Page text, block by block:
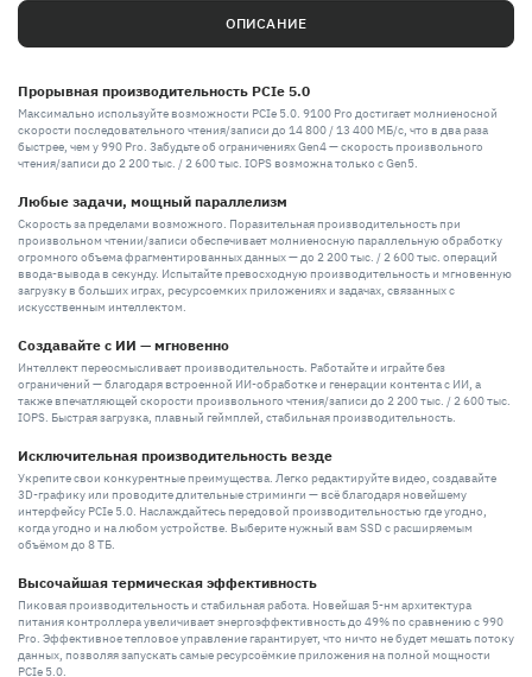
ОПИСАНИЕ
Прорывная производительность PCIe 5.0
Максимально используйте возможности PCIe 5.0. 9100 Pro достигает молниеносной
скорости последовательного чтения/записи до 14 800 / 13 400 МБ/с, что в два раза
быстрее, чем у 990 Pro. Забудьте об ограничениях Gen4 — скорость произвольного
чтения/записи до 2 200 тыс. / 2 600 тыс. IOPS возможна только с Gen5.
Любые задачи, мощный параллелизм
Скорость за пределами возможного. Поразительная производительность при
произвольном чтении/записи обеспечивает молниеносную параллельную обработку
огромного объема фрагментированных данных — до 2 200 тыс. / 2 600 тыс. операций
ввода-вывода в секунду. Испытайте превосходную производительность и мгновенную
загрузку в больших играх, ресурсоемких приложениях и задачах, связанных с
искусственным интеллектом.
Создавайте с ИИ — мгновенно
Интеллект переосмысливает производительность. Работайте и играйте без
ограничений — благодаря встроенной ИИ-обработке и генерации контента с ИИ, а
также впечатляющей скорости произвольного чтения/записи до 2 200 тыс. / 2 600 тыс.
IOPS. Быстрая загрузка, плавный геймплей, стабильная производительность.
Исключительная производительность везде
Укрепите свои конкурентные преимущества. Легко редактируйте видео, создавайте
3D-графику или проводите длительные стриминги — всё благодаря новейшему
интерфейсу PCIe 5.0. Наслаждайтесь передовой производительностью где угодно,
когда угодно и на любом устройстве. Выберите нужный вам SSD с расширяемым
объёмом до 8 ТБ.
Высочайшая термическая эффективность
Пиковая производительность и стабильная работа. Новейшая 5-нм архитектура
питания контроллера увеличивает энергоэффективность до 49% по сравнению с 990
Pro. Эффективное тепловое управление гарантирует, что ничто не будет мешать потоку
данных, позволяя запускать самые ресурсоёмкие приложения на полной мощности
PCIe 5.0.